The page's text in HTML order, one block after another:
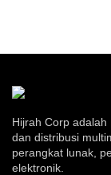
Hijrah Corp
dan distribusi
perangkat lunak,
elektronik.